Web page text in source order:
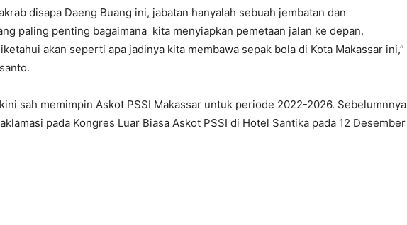
disapa Daeng Buang ini, jabatan hanyalah sebuah jembatan dan
paling penting bagaimana kita menyiapkan pemetaan jalan ke depan.
akan seperti apa jadinya kita membawa sepak bola di Kota Makassar ini,”
sah memimpin Askot PSSI Makassar untuk periode 2022-2026. Sebelumnnya
pada Kongres Luar Biasa Askot PSSI di Hotel Santika pada 12 Desember